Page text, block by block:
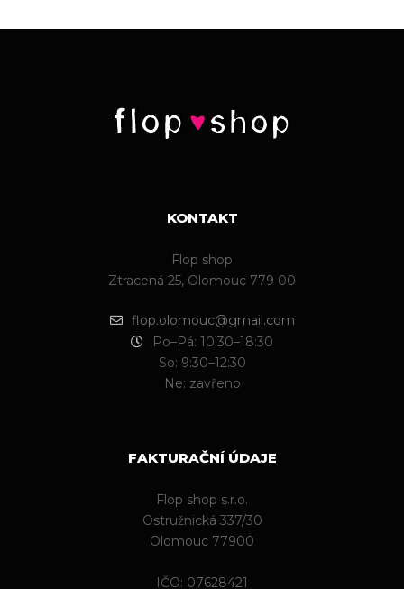
KONTAKT
Flop shop
Ztracená 25, Olomouc 779 00
flop.olomouc@gmail.com
Po–Pá: 10:30–18:30
So: 9:30–12:30
Ne: zavřeno
FAKTURAČNÍ ÚDAJE
Flop shop s.r.o.
Ostružnická 337/30
Olomouc 77900
IČO: 07628421